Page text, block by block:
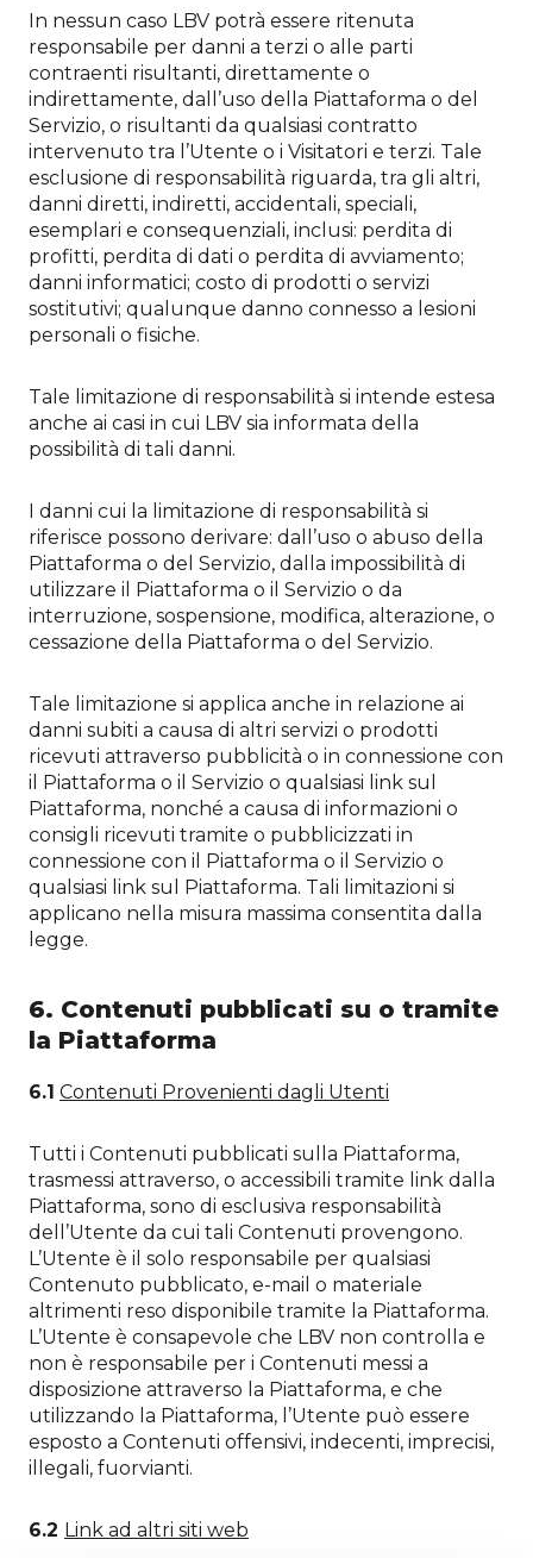
In nessun caso LBV potrà essere ritenuta
responsabile per danni a terzi o alle parti
contraenti risultanti, direttamente o
indirettamente, dall’uso della Piattaforma o del
Servizio, o risultanti da qualsiasi contratto
intervenuto tra l’Utente o i Visitatori e terzi. Tale
esclusione di responsabilità riguarda, tra gli altri,
danni diretti, indiretti, accidentali, speciali,
esemplari e consequenziali, inclusi: perdita di
profitti, perdita di dati o perdita di avviamento;
danni informatici; costo di prodotti o servizi
sostitutivi; qualunque danno connesso a lesioni
personali o fisiche.
Tale limitazione di responsabilità si intende estesa
anche ai casi in cui LBV sia informata della
possibilità di tali danni.
I danni cui la limitazione di responsabilità si
riferisce possono derivare: dall’uso o abuso della
Piattaforma o del Servizio, dalla impossibilità di
utilizzare il Piattaforma o il Servizio o da
interruzione, sospensione, modifica, alterazione, o
cessazione della Piattaforma o del Servizio.
Tale limitazione si applica anche in relazione ai
danni subiti a causa di altri servizi o prodotti
ricevuti attraverso pubblicità o in connessione con
il Piattaforma o il Servizio o qualsiasi link sul
Piattaforma, nonché a causa di informazioni o
consigli ricevuti tramite o pubblicizzati in
connessione con il Piattaforma o il Servizio o
qualsiasi link sul Piattaforma. Tali limitazioni si
applicano nella misura massima consentita dalla
legge.
6. Contenuti pubblicati su o tramite
la Piattaforma
6.1 Contenuti Provenienti dagli Utenti
Tutti i Contenuti pubblicati sulla Piattaforma,
trasmessi attraverso, o accessibili tramite link dalla
Piattaforma, sono di esclusiva responsabilità
dell’Utente da cui tali Contenuti provengono.
L’Utente è il solo responsabile per qualsiasi
Contenuto pubblicato, e-mail o materiale
altrimenti reso disponibile tramite la Piattaforma.
L’Utente è consapevole che LBV non controlla e
non è responsabile per i Contenuti messi a
disposizione attraverso la Piattaforma, e che
utilizzando la Piattaforma, l’Utente può essere
esposto a Contenuti offensivi, indecenti, imprecisi,
illegali, fuorvianti.
6.2 Link ad altri siti web